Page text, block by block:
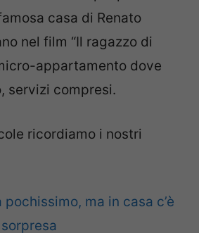
casa di Renato
nel film “Il ragazzo di
appartamento dove
servizi compresi.
ricordiamo i nostri
pochissimo, ma in casa c’è